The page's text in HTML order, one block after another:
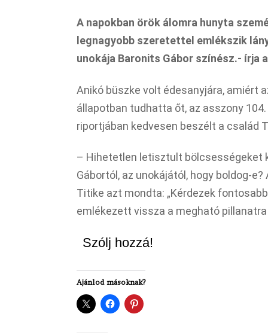
A napokban örök álomra hunyta
legnagyobb szeretettel emlékszik
unokája Baronits Gábor színész.- írja
Anikó büszke volt édesanyjára, amiért
állapotban tudhatta őt, az asszony
riportjában kedvesen beszélt a család
– Hihetetlen letisztult bölcsességeket
Gábortól, az unokájától, hogy boldog-
Titike azt mondta: „Kérdezek
emlékezett vissza a megható pillanatra
Szólj hozzá!
Ajánlod másoknak?